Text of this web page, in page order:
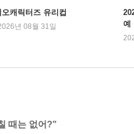
캐릭터즈 유리컵
년 08월 31일
예
때는 없어?”